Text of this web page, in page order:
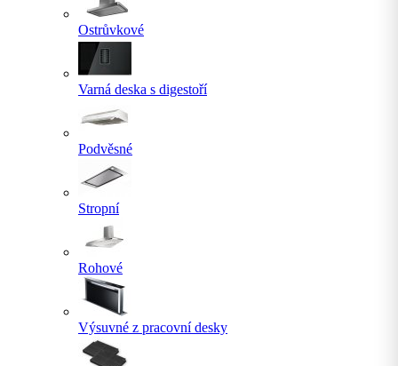
Ostrůvkové
Varná deska s digestoří
Podvěsné
Stropní
Rohové
Výsuvné z pracovní desky